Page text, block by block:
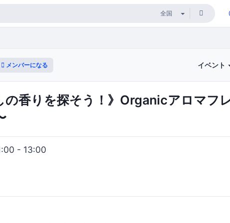
メンバーになる イベント
の香りを探そう！》Organicアロマ
- 13:00